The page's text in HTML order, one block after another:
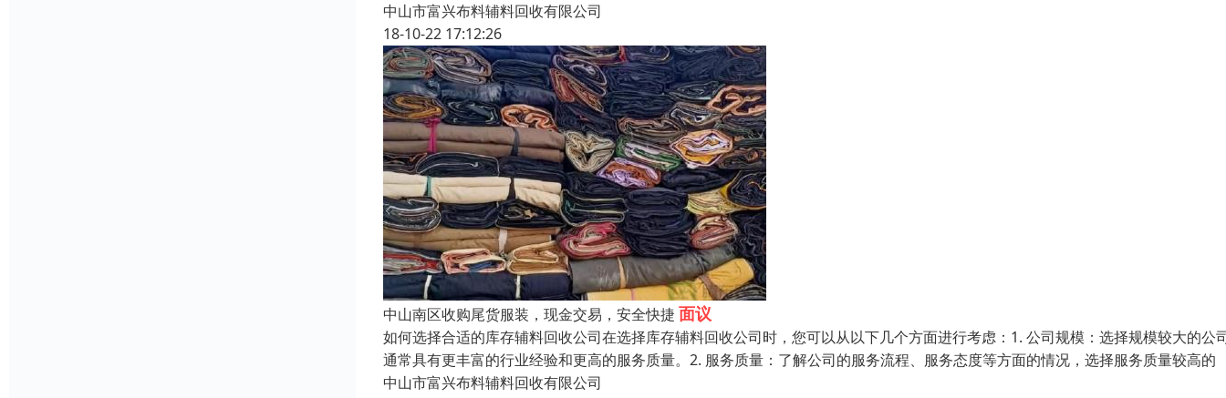
中山市富兴布料辅料回收有限公司
18-10-22 17:12:26
中山南区收购尾货服装，现金交易，安全快捷 面议
如何选择合适的库存辅料回收公司在选择库存辅料回收公司时，您可以从以下几个方面进行考虑：1. 公司规模：选择规模较大的公
通常具有更丰富的行业经验和更高的服务质量。2. 服务质量：了解公司的服务流程、服务态度等方面的情况，选择服务质量较高的
中山市富兴布料辅料回收有限公司